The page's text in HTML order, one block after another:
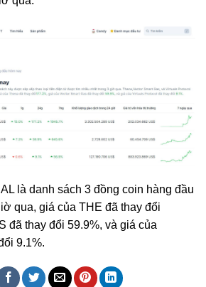
là danh sách 3 đồng coin hàng đầu
qua, giá của THE đã thay đổi
đã thay đổi 59.9%, và giá của
9.1%.